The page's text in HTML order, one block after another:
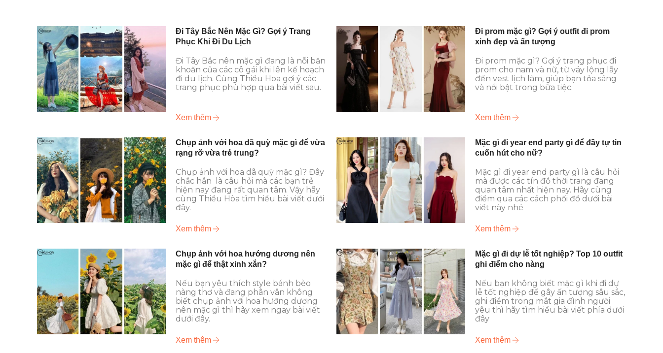
Đi Tây Bắc Nên Mặc Gì? Gợi ý Trang
Phục Khi Đi Du Lịch
Đi Tây Bắc nên mặc gì đang là nỗi băn
khoăn của các cô gái khi lên kế hoạch
đi du lịch. Cùng Thiều Hoa gợi ý các
trang phục phù hợp qua bài viết sau.
Xem thêm
Chụp ảnh với hoa dã quỳ mặc gì để vừa
rạng rỡ vừa trẻ trung?
Chụp ảnh với hoa dã quỳ mặc gì? Đây
chắc hẳn là câu hỏi mà các bạn trẻ
hiện nay đang rất quan tâm. Vậy hãy
cùng Thiều Hòa tìm hiểu bài viết dưới
đây.
Xem thêm
Chụp ảnh với hoa hướng dương nên
mặc gì để thật xinh xắn?
Nếu bạn yêu thích style bánh bèo
nàng thơ và đang phân vân không
biết chụp ảnh với hoa hướng dương
nên mặc gì thì hãy xem ngay bài viết
dưới đây.
Xem thêm
Đi prom mặc gì? Gợi ý outfit đi prom
xinh đẹp và ấn tượng
Đi prom mặc gì? Gợi ý trang phục đi
prom cho nam và nữ, từ váy lộng lẫy
đến vest lịch lãm, giúp bạn tỏa sáng
và nổi bật trong bữa tiệc.
Xem thêm
Mặc gì đi year end party gì để đầy tự tin
cuốn hút cho nữ?
Mặc gì đi year end party gì là câu hỏi
mà được các tín đồ thời trang đang
quan tâm nhất hiện nay. Hãy cùng
điểm qua các cách phối đồ dưới bài
viết này nhé
Xem thêm
Mặc gì đi dự lễ tốt nghiệp? Top 10 outfit
ghi điểm cho nàng
Nếu bạn không biết mặc gì khi đi dự
lễ tốt nghiệp để gây ấn tượng sâu sắc,
ghi điểm trong mắt gia đình người
yêu thì hãy tìm hiểu bài viết phía dưới
đây
Xem thêm